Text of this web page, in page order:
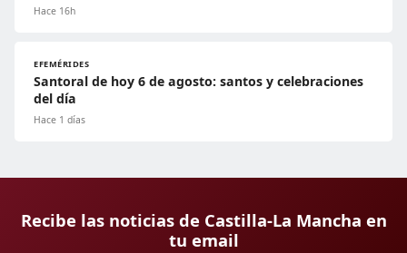
Hace 16h
EFEMÉRIDES
Santoral de hoy 6 de agosto: santos y celebraciones
del día
Hace 1 días
Recibe las noticias de Castilla-La Mancha en
tu email